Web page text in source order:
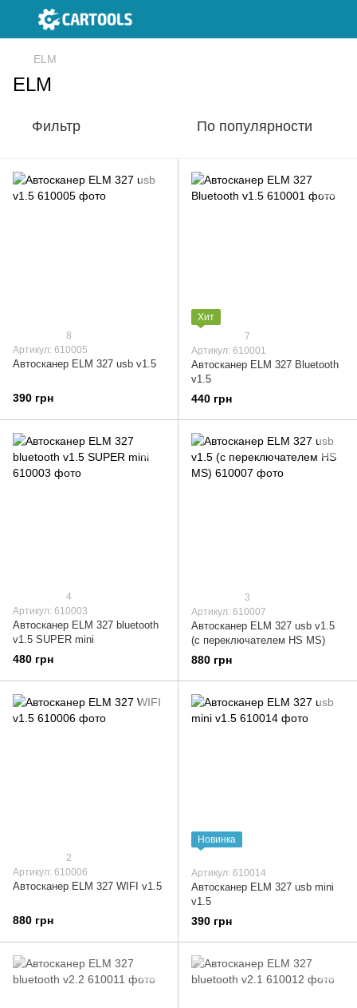
ELM
ELM
Фильтр По популярности
8
Артикул: 610005
Автосканер ELM 327 usb v1.5
390 грн
Хит
7
Артикул: 610001
Автосканер ELM 327 Bluetooth
v1.5
440 грн
4
Артикул: 610003
Автосканер ELM 327 bluetooth
v1.5 SUPER mini
480 грн
3
Артикул: 610007
Автосканер ELM 327 usb v1.5
(с переключателем HS MS)
880 грн
2
Артикул: 610006
Автосканер ELM 327 WIFI v1.5
880 грн
Новинка
Артикул: 610014
Автосканер ELM 327 usb mini
v1.5
390 грн